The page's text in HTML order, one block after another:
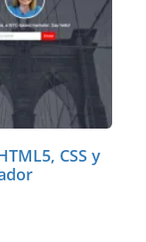
CSS y